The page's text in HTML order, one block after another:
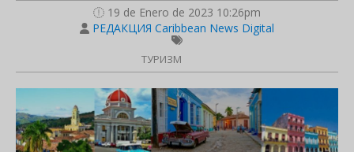
19 de Enero de 2023 10:26pm
РЕДАКЦИЯ Caribbean News Digital
ТУРИЗМ